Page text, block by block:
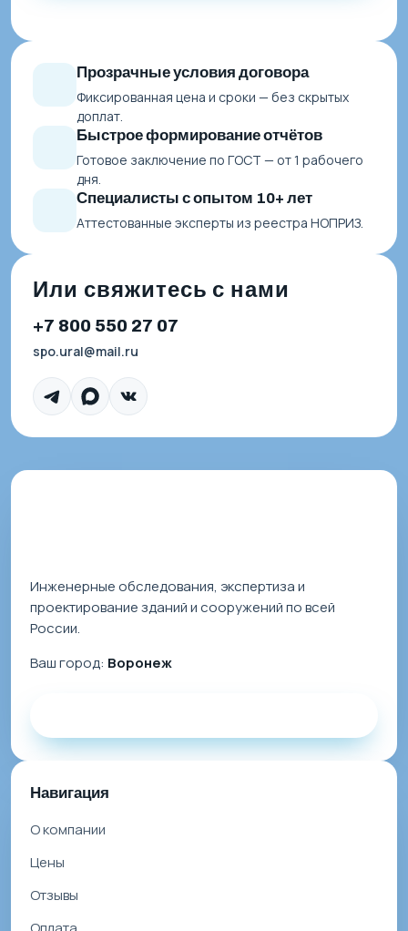
Прозрачные условия договора
Фиксированная цена и сроки — без скрытых
доплат.
Быстрое формирование отчётов
Готовое заключение по ГОСТ — от 1 рабочего
дня.
Специалисты с опытом 10+ лет
Аттестованные эксперты из реестра НОПРИЗ.
Или свяжитесь с нами
+7 800 550 27 07
spo.ural@mail.ru
Инженерные обследования, экспертиза и
проектирование зданий и сооружений по всей
России.
Ваш город: Воронеж
Навигация
О компании
Цены
Отзывы